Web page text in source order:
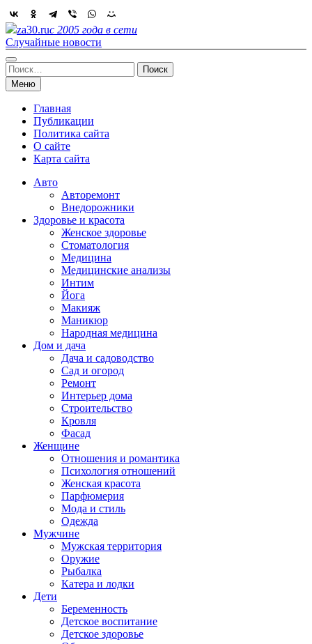
Skip
to
content
za30.ruс 2005 года в сети
Случайные новости
Найти:
Меню
Главная
Публикации
Политика сайта
О сайте
Карта сайта
Авто
Авторемонт
Внедорожники
Здоровье и красота
Женское здоровье
Стоматология
Медицина
Медицинские анализы
Интим
Йога
Макияж
Маникюр
Народная медицина
Дом и дача
Дача и садоводство
Сад и огород
Ремонт
Интерьер дома
Строительство
Кровля
Фасад
Женщине
Отношения и романтика
Психология отношений
Женская красота
Парфюмерия
Мода и стиль
Одежда
Мужчине
Мужская территория
Оружие
Рыбалка
Катера и лодки
Дети
Беременность
Детское воспитание
Детское здоровье